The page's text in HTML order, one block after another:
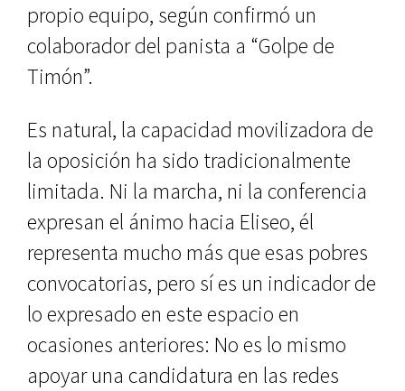
propio equipo, según confirmó un
colaborador del panista a “Golpe de
Timón”.
Es natural, la capacidad movilizadora de
la oposición ha sido tradicionalmente
limitada. Ni la marcha, ni la conferencia
expresan el ánimo hacia Eliseo, él
representa mucho más que esas pobres
convocatorias, pero sí es un indicador de
lo expresado en este espacio en
ocasiones anteriores: No es lo mismo
apoyar una candidatura en las redes